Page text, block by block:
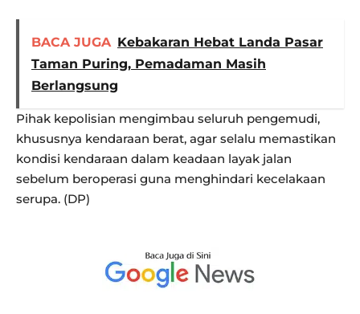
BACA JUGA Kebakaran Hebat Landa Pasar
Taman Puring, Pemadaman Masih
Berlangsung
Pihak kepolisian mengimbau seluruh pengemudi,
khususnya kendaraan berat, agar selalu memastikan
kondisi kendaraan dalam keadaan layak jalan
sebelum beroperasi guna menghindari kecelakaan
serupa. (DP)